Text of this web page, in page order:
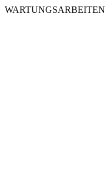
WARTUNGSARBEITEN